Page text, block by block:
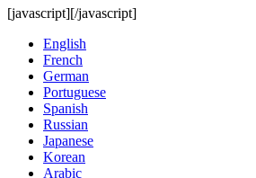
[javascript][/javascript]
English
French
German
Portuguese
Spanish
Russian
Japanese
Korean
Arabic